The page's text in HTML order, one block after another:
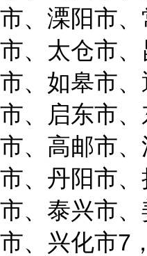
市、溧阳市
市、太仓市
市、如皋市
市、启东市
市、高邮市
市、丹阳市
市、泰兴市
市、兴化市7